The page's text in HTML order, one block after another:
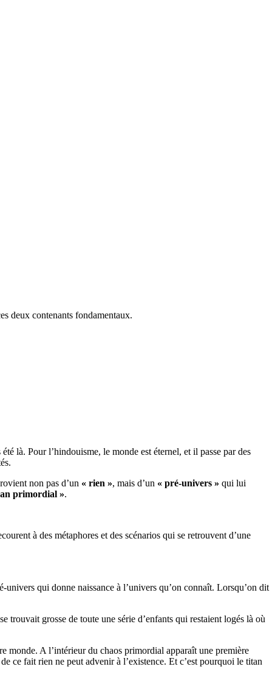
deux contenants fondamentaux.
là. Pour l’hindouisme, le monde est éternel, et il passe par des
non pas d’un « rien », mais d’un « pré-univers » qui lui
primordial ».
à des métaphores et des scénarios qui se retrouvent d’une
univers qui donne naissance à l’univers qu’on connaît. Lorsqu’on dit
grosse de toute une série d’enfants qui restaient logés là où
monde. A l’intérieur du chaos primordial apparaît une première
ce fait rien ne peut advenir à l’existence. Et c’est pourquoi le titan